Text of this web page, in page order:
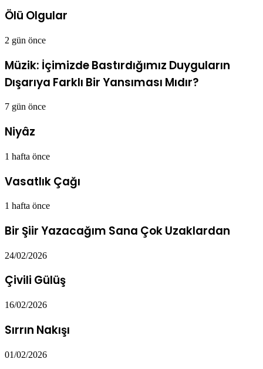
Ölü Olgular
2 gün önce
Müzik: İçimizde Bastırdığımız Duyguların
Dışarıya Farklı Bir Yansıması Mıdır?
7 gün önce
Niyâz
1 hafta önce
Vasatlık Çağı
1 hafta önce
Bir Şiir Yazacağım Sana Çok Uzaklardan
24/02/2026
Çivili Gülüş
16/02/2026
Sırrın Nakışı
01/02/2026